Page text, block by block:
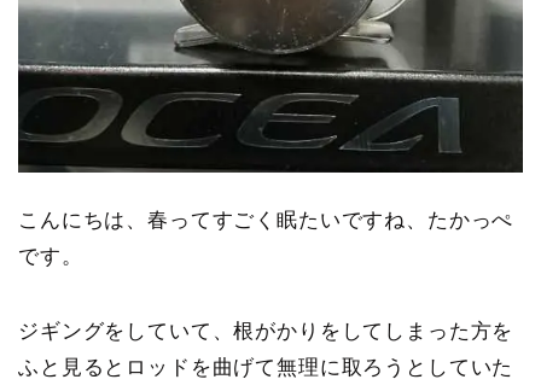
こんにちは、春ってすごく眠たいですね、たかっぺ
です。
ジギングをしていて、根がかりをしてしまった方を
ふと見るとロッドを曲げて無理に取ろうとしていた